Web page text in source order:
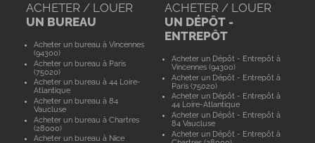
ACHETER / LOUER
UN BUREAU
Acheter un bureau à Vincennes
(94300)
Acheter un bureau à Paris
(75020)
Acheter un bureau à 44 Loire-
Atlantique
Acheter un bureau à 84
Vaucluse
Acheter un bureau à Chartres
(28000)
Acheter un bureau à Nice
ACHETER / LOUER
UN DÉPÔT -
ENTREPÔT
Acheter un Dépôt - Entrepôt à
Vincennes (94300)
Acheter un Dépôt - Entrepôt à
Paris (75020)
Acheter un Dépôt - Entrepôt à
44 Loire-Atlantique
Acheter un Dépôt - Entrepôt à
84 Vaucluse
Acheter un Dépôt - Entrepôt à